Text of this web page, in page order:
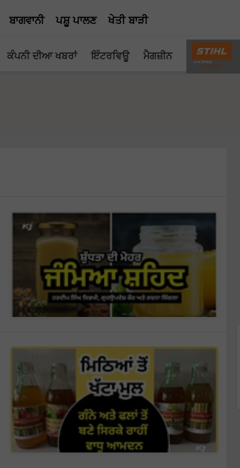
ਬਾਗਵਾਨੀ ਪਸ਼ੂ ਪਾਲਣ ਖੇਤੀ ਬਾੜੀ
ਕੰਪਨੀ ਦੀਆ ਖਬਰਾਂ ਇੰਟਰਵਿਊ ਮੈਗਜ਼ੀਨ